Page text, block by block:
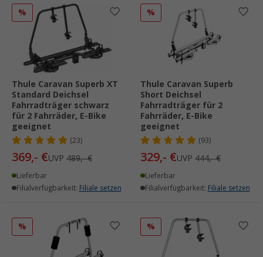
%
Thule Caravan Superb XT
Standard Deichsel
Fahrradträger schwarz
für 2 Fahrräder, E-Bike
geeignet
(23)
369,- €UVP 489,- €
Lieferbar
Filialverfügbarkeit: Filiale setzen
%
Thule Caravan Superb
Short Deichsel
Fahrradträger für 2
Fahrräder, E-Bike
geeignet
(93)
329,- €UVP 444,- €
Lieferbar
Filialverfügbarkeit: Filiale setzen
% %